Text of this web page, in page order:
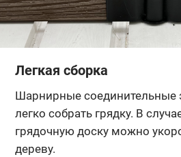
Легкая сборка
Шарнирные соединительные
легко собрать грядку. В
грядочную доску можно
дереву.